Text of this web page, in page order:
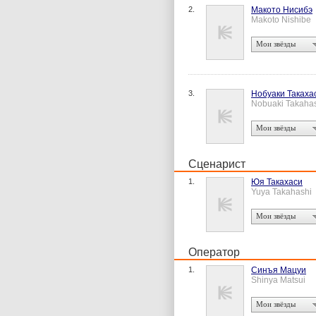
2.
Макото Нисибэ
Makoto Nishibe
Мои звёзды
3.
Нобуаки
Nobuaki
Мои звёзды
Сценарист
1.
Юя Такахаси
Yuya Takahashi
Мои звёзды
Оператор
1.
Синъя Мацуи
Shinya Matsui
Мои звёзды